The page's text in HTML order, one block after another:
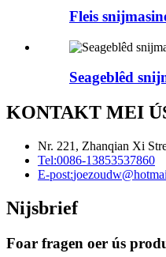
Fleis
Seageblêd
KONTAKT MEI
Nr. 221, Zhanqian Xi
Tel:0086-13853537860
E-post:
Nijsbrief
Foar fragen oer ús